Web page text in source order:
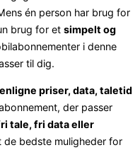
én person har brug for
brug for et simpelt og
i denne
til dig.
priser, data, taletid
der passer
tale, fri data eller
de bedste muligheder for